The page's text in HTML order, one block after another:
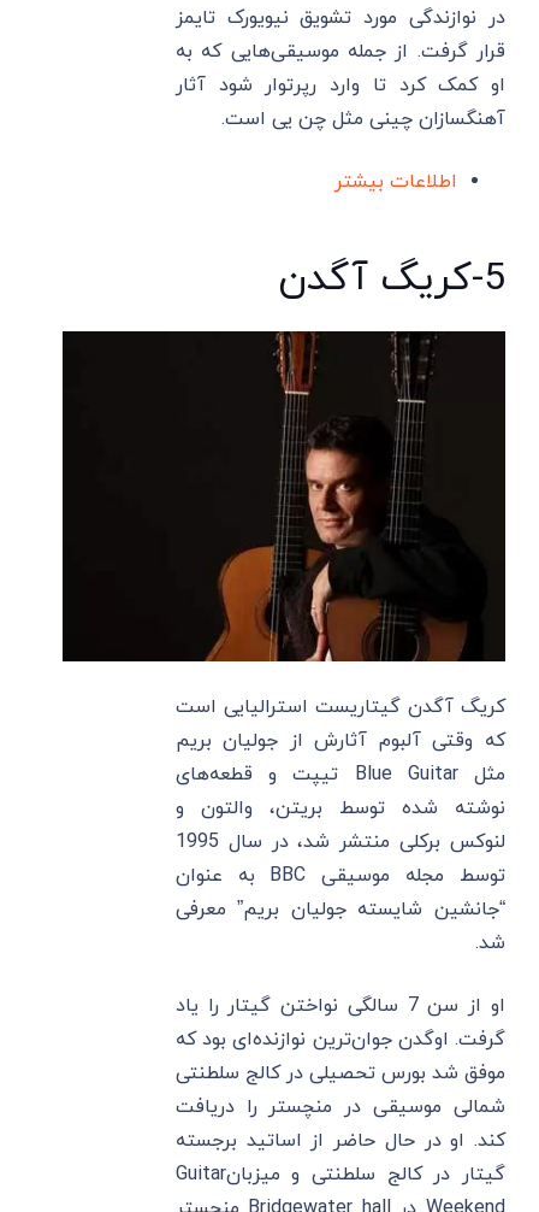
در نوازندگی مورد تشویق نیویورک تایمز
قرار گرفت. از جمله موسیقی‌هایی که به
او کمک کرد تا وارد رپرتوار شود آثار
آهنگسازان چینی مثل چن یی است.
اطلاعات بیشتر
5-کریگ آگدن
کریگ آگدن گیتاریست استرالیایی است
که وقتی آلبوم آثارش از جولیان بریم
مثل Blue Guitar تیپت و قطعه‌های
نوشته شده توسط بریتن، والتون و
لنوکس برکلی منتشر شد، در سال 1995
توسط مجله موسیقی BBC به عنوان
“جانشین شایسته جولیان بریم” معرفی
شد.
او از سن 7 سالگی نواختن گیتار را یاد
گرفت. اوگدن جوان‌ترین نوازنده‌ای بود که
موفق شد بورس تحصیلی در کالج سلطنتی
شمالی موسیقی در منچستر را دریافت
کند. او در حال حاضر از اساتید برجسته
گیتار در کالج سلطنتی و میزبانGuitar